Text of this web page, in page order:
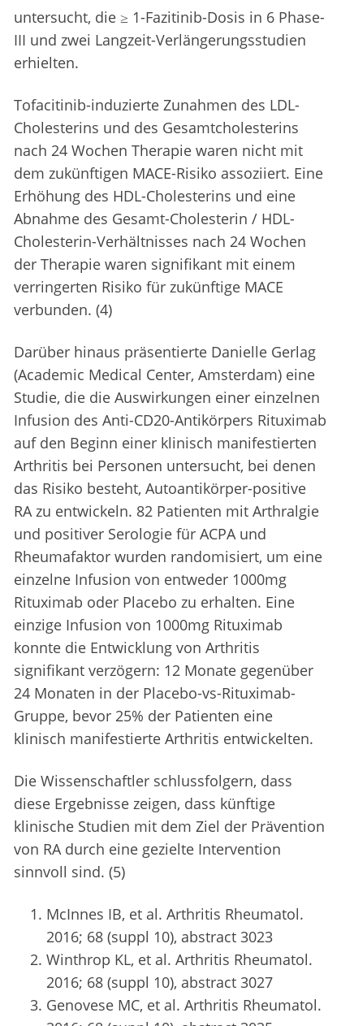
untersucht, die ≥ 1-Fazitinib-Dosis in 6 Phase-
III und zwei Langzeit-Verlängerungsstudien
erhielten.
Tofacitinib-induzierte Zunahmen des LDL-
Cholesterins und des Gesamtcholesterins
nach 24 Wochen Therapie waren nicht mit
dem zukünftigen MACE-Risiko assoziiert. Eine
Erhöhung des HDL-Cholesterins und eine
Abnahme des Gesamt-Cholesterin / HDL-
Cholesterin-Verhältnisses nach 24 Wochen
der Therapie waren signifikant mit einem
verringerten Risiko für zukünftige MACE
verbunden. (4)
Darüber hinaus präsentierte Danielle Gerlag
(Academic Medical Center, Amsterdam) eine
Studie, die die Auswirkungen einer einzelnen
Infusion des Anti-CD20-Antikörpers Rituximab
auf den Beginn einer klinisch manifestierten
Arthritis bei Personen untersucht, bei denen
das Risiko besteht, Autoantikörper-positive
RA zu entwickeln. 82 Patienten mit Arthralgie
und positiver Serologie für ACPA und
Rheumafaktor wurden randomisiert, um eine
einzelne Infusion von entweder 1000mg
Rituximab oder Placebo zu erhalten. Eine
einzige Infusion von 1000mg Rituximab
konnte die Entwicklung von Arthritis
signifikant verzögern: 12 Monate gegenüber
24 Monaten in der Placebo-vs-Rituximab-
Gruppe, bevor 25% der Patienten eine
klinisch manifestierte Arthritis entwickelten.
Die Wissenschaftler schlussfolgern, dass
diese Ergebnisse zeigen, dass künftige
klinische Studien mit dem Ziel der Prävention
von RA durch eine gezielte Intervention
sinnvoll sind. (5)
McInnes IB, et al. Arthritis Rheumatol.
2016; 68 (suppl 10), abstract 3023
Winthrop KL, et al. Arthritis Rheumatol.
2016; 68 (suppl 10), abstract 3027
Genovese MC, et al. Arthritis Rheumatol.